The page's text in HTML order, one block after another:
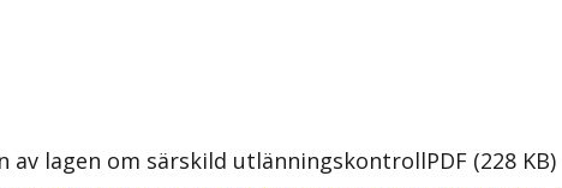
av lagen om särskild utlänningskontrollPDF (228 KB)